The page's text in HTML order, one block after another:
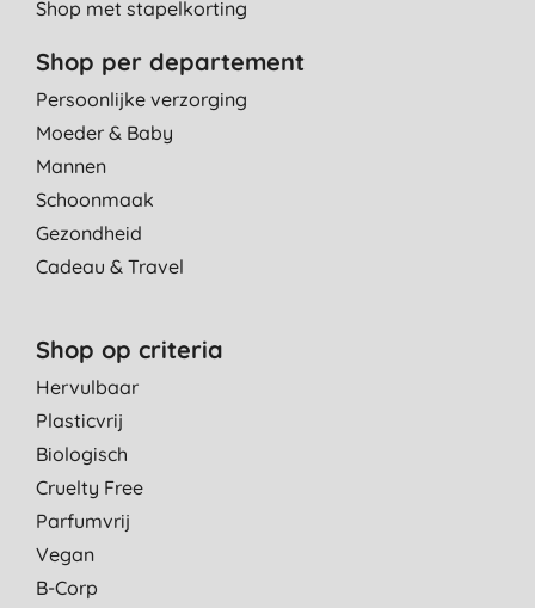
Shop met stapelkorting
Shop per departement
Persoonlijke verzorging
Moeder & Baby
Mannen
Schoonmaak
Gezondheid
Cadeau & Travel
Shop op criteria
Hervulbaar
Plasticvrij
Biologisch
Cruelty Free
Parfumvrij
Vegan
B-Corp